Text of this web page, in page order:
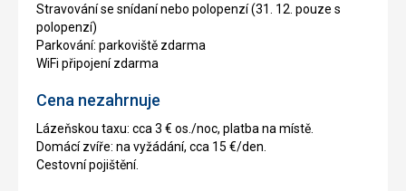
Stravování se snídaní nebo polopenzí (31. 12. pouze s
polopenzí)
Parkování: parkoviště zdarma
WiFi připojení zdarma
Cena nezahrnuje
Lázeňskou taxu: cca 3 € os./noc, platba na místě.
Domácí zvíře: na vyžádání, cca 15 €/den.
Cestovní pojištění.